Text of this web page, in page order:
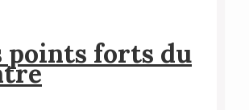
points forts du